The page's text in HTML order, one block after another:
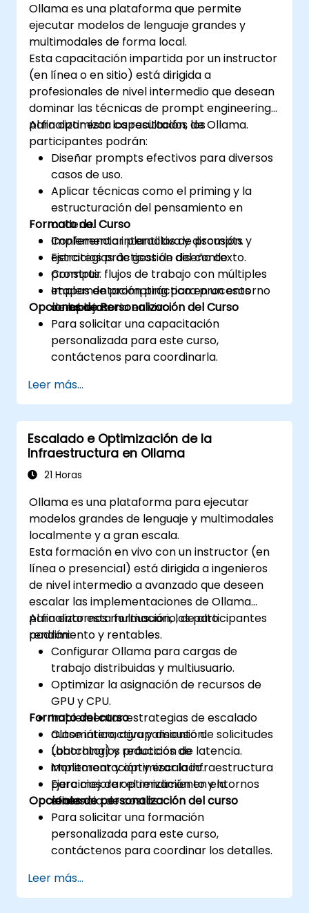
Ollama es una plataforma que permite
ejecutar modelos de lenguaje grandes y
multimodales de forma local.
Esta capacitación impartida por un instructor
(en línea o en sitio) está dirigida a
profesionales de nivel intermedio que desean
dominar las técnicas de prompt engineering
para optimizar los resultados de Ollama.
Al finalizar esta capacitación, los
participantes podrán:
Diseñar prompts efectivos para diversos
casos de uso.
Aplicar técnicas como el priming y la
estructuración del pensamiento en
cadena.
Implementar plantillas de prompts y
estrategias de gestión del contexto.
Construir flujos de trabajo con múltiples
etapas de prompting para procesos
complejos.
Formato del Curso
Conferencia interactiva y discusión.
Ejercicios prácticos de diseño de
prompts.
Implementación práctica en un entorno
de laboratorio en vivo.
Opciones de Personalización del Curso
Para solicitar una capacitación
personalizada para este curso,
contáctenos para coordinarla.
Leer más...
Escalado e Optimización de la
Infraestructura en Ollama
21 Horas
Ollama es una plataforma para ejecutar
modelos grandes de lenguaje y multimodales
localmente y a gran escala.
Esta formación en vivo con un instructor (en
línea o presencial) está dirigida a ingenieros
de nivel intermedio a avanzado que deseen
escalar las implementaciones de Ollama
para entornos multiusuario, de alto
rendimiento y rentables.
Al finalizar esta formación, los participantes
podrán:
Configurar Ollama para cargas de
trabajo distribuidas y multiusuario.
Optimizar la asignación de recursos de
GPU y CPU.
Implementar estrategias de escalado
automático, agrupamiento de solicitudes
(batching) y reducción de latencia.
Monitorear y optimizar la infraestructura
para mejorar el rendimiento y la
eficiencia de costos.
Formato del curso
Clase interactiva y discusión.
Laboratorios prácticos de
implementación y escalado.
Ejercicios de optimización en entornos
reales.
Opciones de personalización del curso
Para solicitar una formación
personalizada para este curso,
contáctenos para coordinar los detalles.
Leer más...